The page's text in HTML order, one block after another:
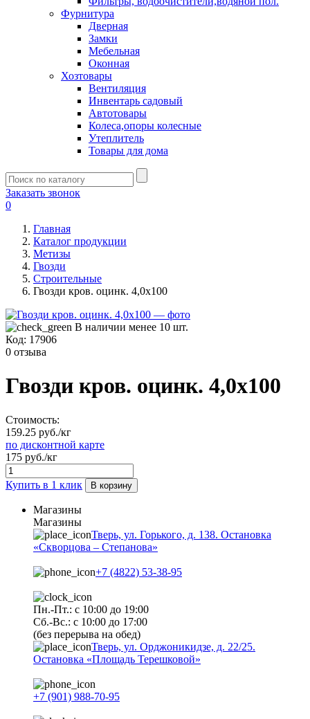
Фурнитура
Дверная
Замки
Мебельная
Оконная
Хозтовары
Вентиляция
Инвентарь садовый
Автотовары
Колеса,опоры колесные
Утеплитель
Товары для дома
Заказать звонок
0
Главная
Каталог продукции
Метизы
Гвозди
Строительные
Гвозди кров. оцинк. 4,0х100
В наличии менее 10 шт.
Код: 17906
0 отзыва
Гвозди кров. оцинк. 4,0х100
Стоимость:
159.25 руб./кг
по дисконтной карте
175 руб./кг
Купить в 1 клик В корзину
Магазины
Магазины
Тверь, ул. Горького, д. 138. Остановка
«Скворцова – Степанова»
+7 (4822) 53-38-95
Пн.-Пт.: с 10:00 до 19:00
Сб.-Вс.: с 10:00 до 17:00
(без перерыва на обед)
Тверь, ул. Орджоникидзе, д. 22/25.
Остановка «Площадь Терешковой»
+7 (901) 988-70-95